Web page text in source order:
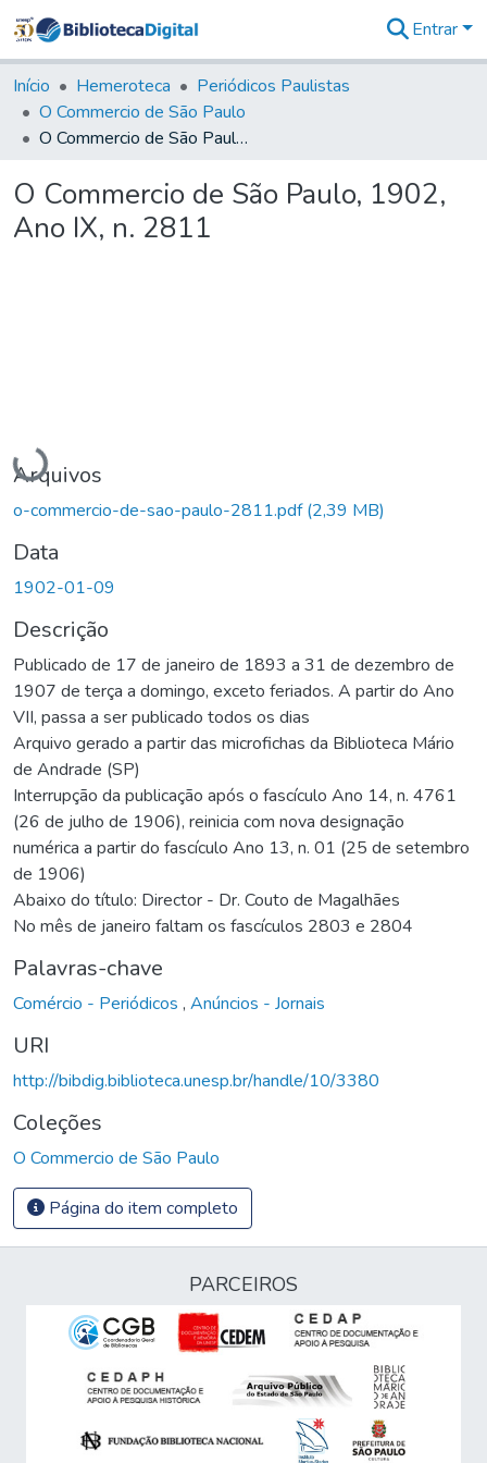
&
Coleções
Tudo na
Biblioteca
Estatísticas
Entrar
Início Hemeroteca
Periódicos Paulistas
O Commercio de São Paulo
O Commercio de São Paulo, 1902, Ano IX, n. 2811
O Commercio de São Paulo, 1902,
Ano IX, n. 2811
Carregando...
Arquivos
o-commercio-de-sao-paulo-2811.pdf(2,39 MB)
Data
1902-01-09
Descrição
Publicado de 17 de janeiro de 1893 a 31 de dezembro de
1907 de terça a domingo, exceto feriados. A partir do Ano
VII, passa a ser publicado todos os dias
Arquivo gerado a partir das microfichas da Biblioteca Mário
de Andrade (SP)
Interrupção da publicação após o fascículo Ano 14, n. 4761
(26 de julho de 1906), reinicia com nova designação
numérica a partir do fascículo Ano 13, n. 01 (25 de setembro
de 1906)
Abaixo do título: Director - Dr. Couto de Magalhães
No mês de janeiro faltam os fascículos 2803 e 2804
Palavras-chave
Comércio - Periódicos , Anúncios - Jornais
URI
http://bibdig.biblioteca.unesp.br/handle/10/3380
Coleções
O Commercio de São Paulo
Página do item completo
PARCEIROS